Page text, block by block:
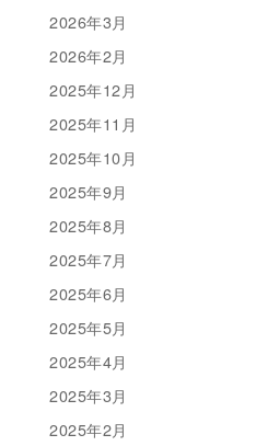
2026年3月
2026年2月
2025年12月
2025年11月
2025年10月
2025年9月
2025年8月
2025年7月
2025年6月
2025年5月
2025年4月
2025年3月
2025年2月